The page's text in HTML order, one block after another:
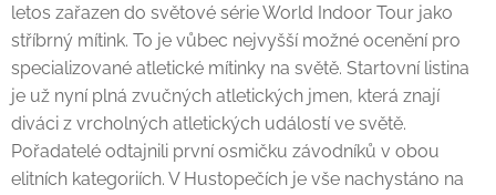
letos zařazen do světové série World Indoor Tour jako
stříbrný mítink. To je vůbec nejvyšší možné ocenění pro
specializované atletické mítinky na světě. Startovní listina
je už nyní plná zvučných atletických jmen, která znají
diváci z vrcholných atletických událostí ve světě.
Pořadatelé odtajnili první osmičku závodníků v obou
elitních kategoriích. V Hustopečích je vše nachystáno na